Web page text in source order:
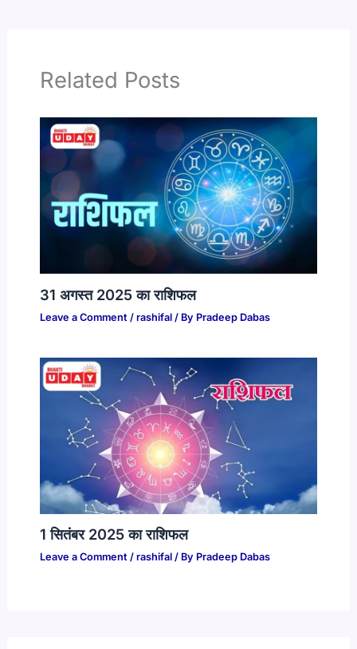
Related Posts
31 अगस्त 2025 का राशिफल​
Leave a Comment / rashifal/ By Pradeep Dabas
1 सितंबर 2025 का राशिफल​
Leave a Comment / rashifal/ By Pradeep Dabas